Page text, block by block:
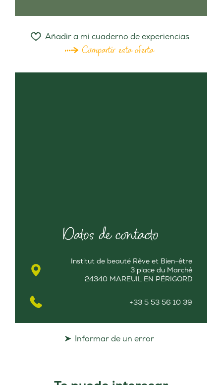
Añadir a mi cuaderno de experiencias
Compartir esta oferta
Datos de contacto
Institut de beauté Rêve et Bien-être
3 place du Marché
24340 MAREUIL EN PÉRIGORD
+33 5 53 56 10 39
Informar de un error